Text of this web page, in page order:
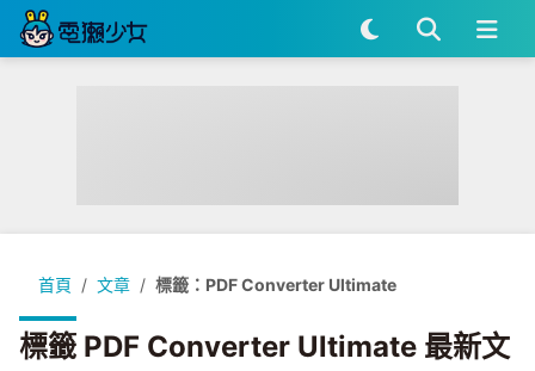
首頁 文章 標籤：PDF Converter Ultimate
標籤 PDF Converter Ultimate 最新文